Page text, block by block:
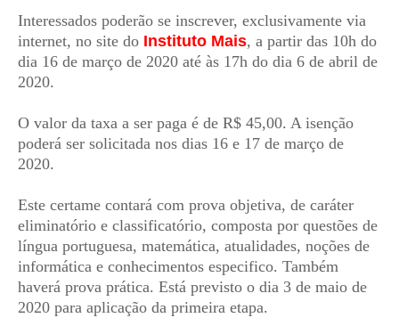
Interessados poderão se inscrever, exclusivamente via
internet, no site do Instituto Mais, a partir das 10h do
dia 16 de março de 2020 até às 17h do dia 6 de abril de
2020.
O valor da taxa a ser paga é de R$ 45,00. A isenção
poderá ser solicitada nos dias 16 e 17 de março de
2020.
Este certame contará com prova objetiva, de caráter
eliminatório e classificatório, composta por questões de
língua portuguesa, matemática, atualidades, noções de
informática e conhecimentos especifico. Também
haverá prova prática. Está previsto o dia 3 de maio de
2020 para aplicação da primeira etapa.